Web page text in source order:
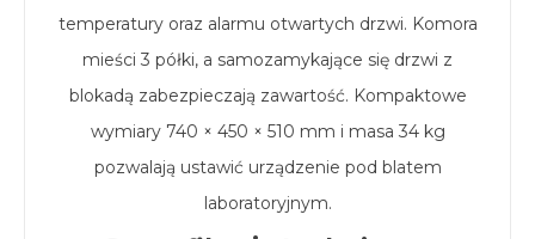
temperatury oraz alarmu otwartych drzwi. Komora
mieści 3 półki, a samozamykające się drzwi z
blokadą zabezpieczają zawartość. Kompaktowe
wymiary 740 × 450 × 510 mm i masa 34 kg
pozwalają ustawić urządzenie pod blatem
laboratoryjnym.